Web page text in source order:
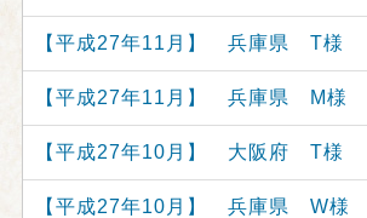
【平成27年11月】 兵庫県 T様
【平成27年11月】 兵庫県 M様
【平成27年10月】 大阪府 T様
【平成27年10月】 兵庫県 W様